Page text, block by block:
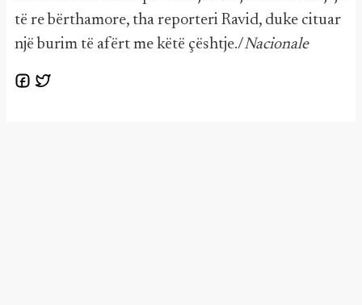
të re bërthamore, tha reporteri Ravid, duke cituar
një burim të afërt me këtë çështje./Nacionale